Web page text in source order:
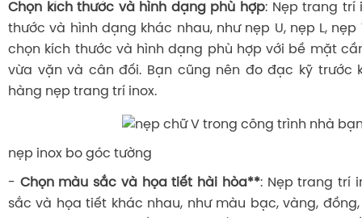
Chọn kích thước và hình dạng phù hợp: Nẹp trang trí
thước và hình dạng khác nhau, như nẹp U, nẹp L, nẹp
chọn kích thước và hình dạng phù hợp với bề mặt
vừa vặn và cân đối. Bạn cũng nên đo đạc kỹ trước
hàng nẹp trang trí inox.
nẹp inox bo góc tường
- Chọn màu sắc và họa tiết hài hòa**: Nẹp trang trí
sắc và họa tiết khác nhau, như màu bạc, vàng, đồng,